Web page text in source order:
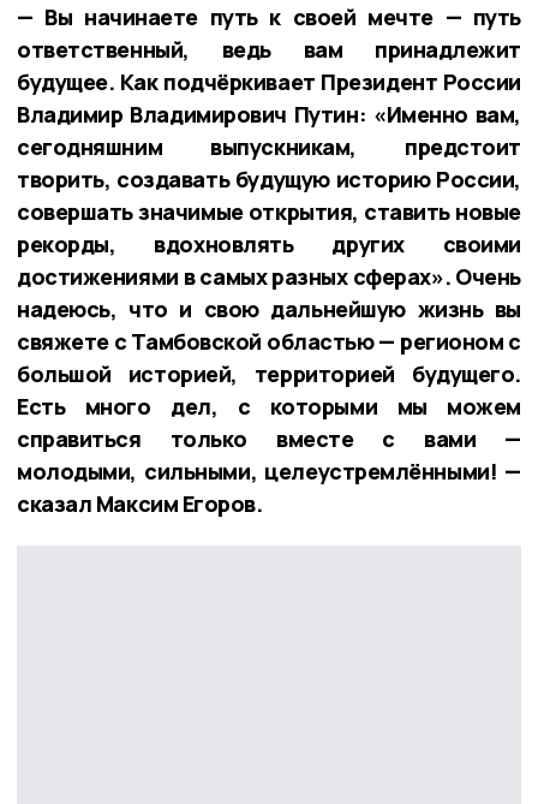
— Вы начинаете путь к своей мечте — путь
ответственный, ведь вам принадлежит
будущее. Как подчёркивает Президент России
Владимир Владимирович Путин: «Именно вам,
сегодняшним выпускникам, предстоит
творить, создавать будущую историю России,
совершать значимые открытия, ставить новые
рекорды, вдохновлять других своими
достижениями в самых разных сферах». Очень
надеюсь, что и свою дальнейшую жизнь вы
свяжете с Тамбовской областью — регионом с
большой историей, территорией будущего.
Есть много дел, с которыми мы можем
справиться только вместе с вами —
молодыми, сильными, целеустремлёнными! —
сказал Максим Егоров.